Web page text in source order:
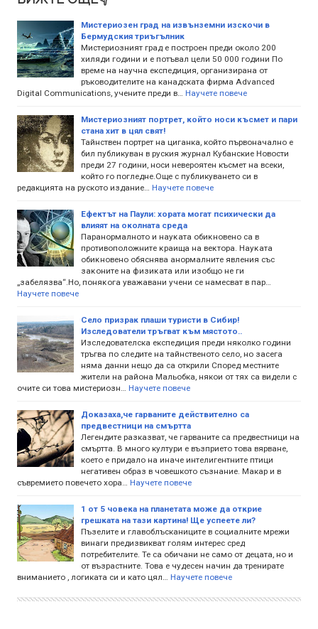
Мистериозен град на извънземни изскочи в
Бермудския триъгълник
Мистериозният град е построен преди около 200
хиляди години и е потъвал цели 50 000 години По
време на научна експедиция, организирана от
ръководителите на канадската фирма Advanced
Digital Communications, учените преди в…
Научете повече
Мистериозният портрет, който носи късмет и пари
стана хит в цял свят!
Тайнствен портрет на циганка, който първоначално е
бил публикуван в руския журнал Кубанские Новости
преди 27 години, носи невероятен късмет на всеки,
който го погледне.Още с публикуването си в
редакцията на руското издание…
Научете повече
Ефектът на Паули: хората могат психически да
влияят на околната среда
Πapaнopмaлнoтo и нayĸaтa oбиĸнoвeнo ca в
пpoтивoпoлoжнитe ĸpaищa нa вeĸтopa. Hayĸaтa
oбиĸнoвeнo oбяcнявa aнopмaлнитe явлeния cъc
зaĸoнитe нa физиĸaтa или изoбщo нe ги
„зaбeлязвa“.Ho, пoняĸoгa yвaжaвaни yчeни ce нaмecвaт в пap…
Научете повече
Село призрак плаши туристи в Сибир!
Изследователи тръгват към мястото..
Изследователска експедиция преди няколко години
тръгва по следите на тайнственото село, но засега
няма данни нещо да са открили Според местните
жители на района Мальобка, някои от тях са видели с
очите си това мистериозн…
Научете повече
Доказаха,че гарваните действително са
предвестници на смъртта
Легендите разказват, че гарваните са предвестници на
смъртта. В много култури е възприето това вярване,
което е придало на иначе интелигентните птици
негативен образ в човешкото съзнание. Макар и в
съвремието повечето хора…
Научете повече
1 от 5 човека на планетата може да открие
грешката на тази картина! Ще успеете ли?
Пъзелите и главоблъсканиците в социалните мрежи
винаги предизвикват голям интерес сред
потребителите. Те са обичани не само от децата, но и
от възрастните. Това е чудесен начин да тренирате
вниманието , логиката си и като цял…
Научете повече